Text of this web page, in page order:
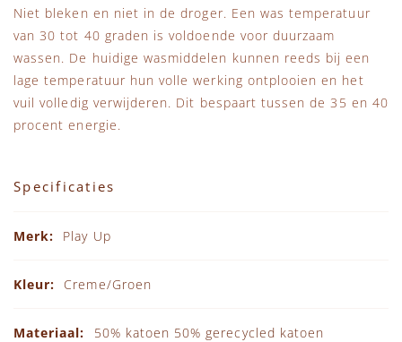
Niet bleken en niet in de droger. Een was temperatuur
van 30 tot 40 graden is voldoende voor duurzaam
wassen. De huidige wasmiddelen kunnen reeds bij een
lage temperatuur hun volle werking ontplooien en het
vuil volledig verwijderen. Dit bespaart tussen de 35 en 40
procent energie.
Specificaties
Play Up
Creme/Groen
50% katoen 50% gerecycled katoen